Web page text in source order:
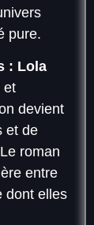
pure.
: Lola
et
devient
et de
roman
entre
dont elles